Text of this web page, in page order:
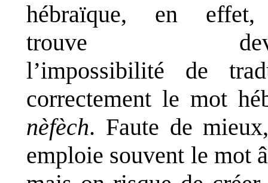
hébraïque, en
trouve
l’impossibilité de
correctement le mot
nèfèch. Faute de
emploie souvent le mot